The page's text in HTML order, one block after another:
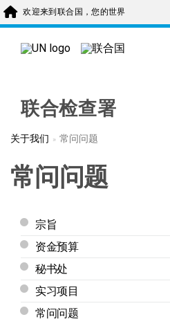
Skip to main content
欢迎来到联合国，您的世界
联合检查署
关于我们 常问问题
常问问题
宗旨
资金预算
秘书处
实习项目
常问问题